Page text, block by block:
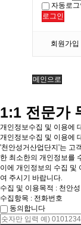
자동로그
로그인
회원가입
메인으로
1:1 전문가
개인정보수집 및 이용에
개인정보수집 및 이용에
'천안성거산업단지'는 고
한 최소한의 개인정보를
이에 개인정보의 수집 및
여 주시기 바랍니다.
수집 및 이용목적 : 천안
수집항목 : 전화번호
동의합니다